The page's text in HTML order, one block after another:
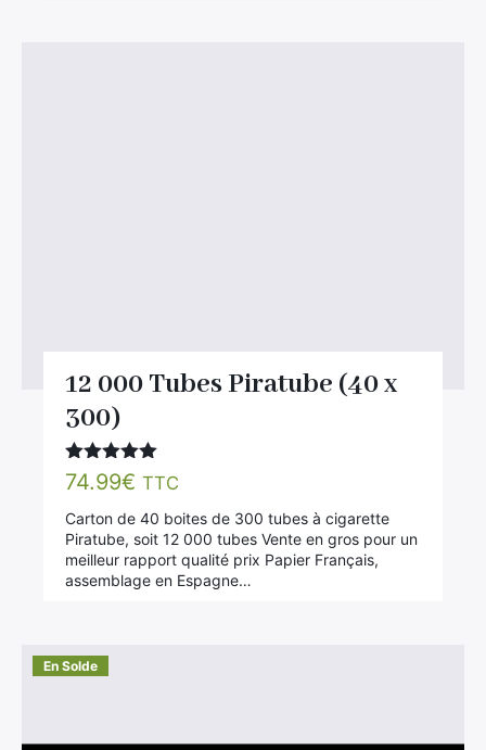
12 000 Tubes Piratube (40 x
300)
Note5.00
sur 5
74.99€ TTC
Carton de 40 boites de 300 tubes à cigarette
Piratube, soit 12 000 tubes Vente en gros pour un
meilleur rapport qualité prix Papier Français,
assemblage en Espagne…
En Solde